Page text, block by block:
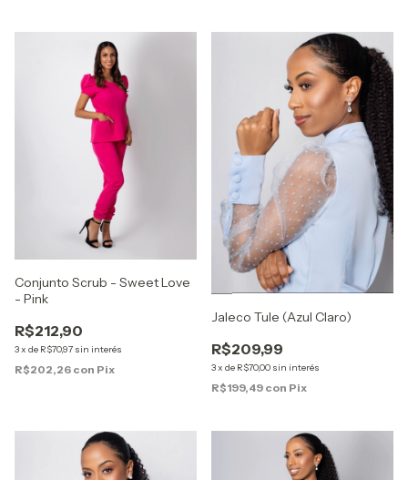
Conjunto Scrub - Sweet Love
- Pink
R$212,90
3x de R$70,97 sin interés
R$202,26 con Pix
Jaleco Tule (Azul Claro)
R$209,99
3x de R$70,00 sin interés
R$199,49 con Pix